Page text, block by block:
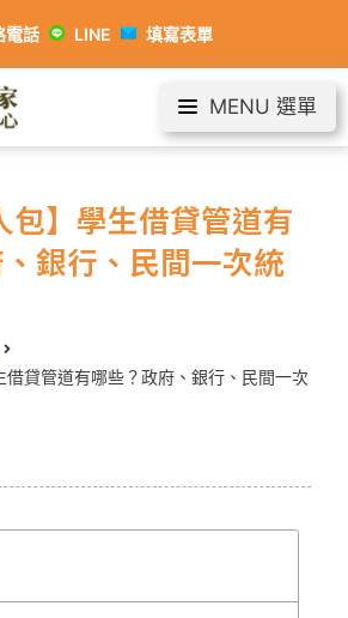
電話 LINE 填寫表單
MENU 選單
包】學生借貸管道有
銀行、民間一次統
借貸管道有哪些？政府、銀行、民間一次